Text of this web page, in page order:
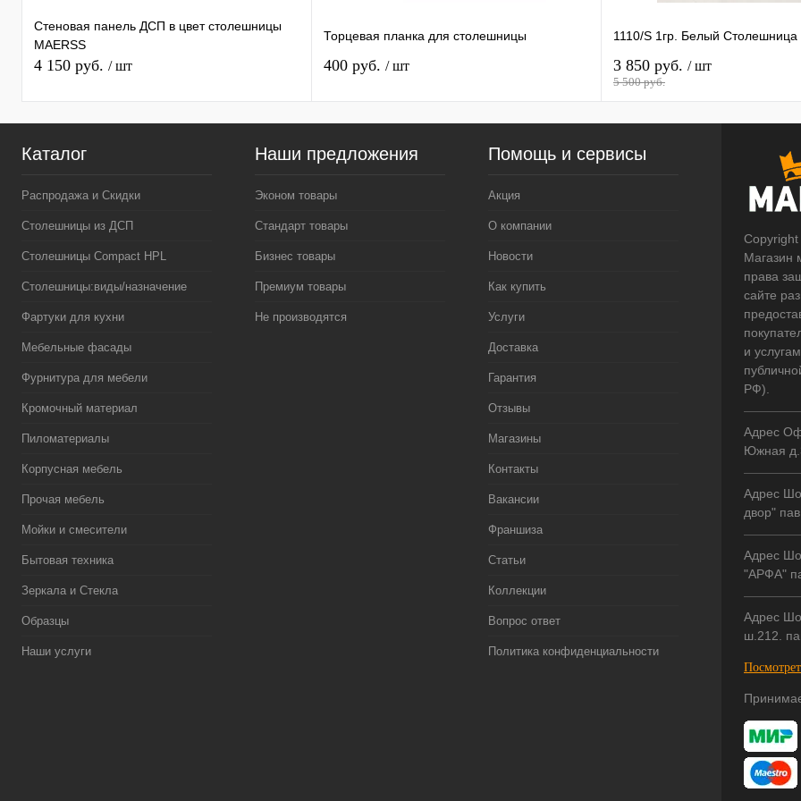
Стеновая панель ДСП в цвет столешницы
MAERSS
4 150 руб. / шт
Торцевая планка для столешницы
400 руб. / шт
1110/S 1гр. Белый Столешница
3 850 руб. / шт
5 500 руб.
Каталог
Распродажа и Скидки
Столешницы из ДСП
Столешницы Compact HPL
Столешницы:виды/назначение
Фартуки для кухни
Мебельные фасады
Фурнитура для мебели
Кромочный материал
Пиломатериалы
Корпусная мебель
Прочая мебель
Мойки и смесители
Бытовая техника
Зеркала и Стекла
Образцы
Наши услуги
Наши предложения
Эконом товары
Стандарт товары
Бизнес товары
Премиум товары
Не производятся
Помощь и сервисы
Акция
О компании
Новости
Как купить
Услуги
Доставка
Гарантия
Отзывы
Магазины
Контакты
Вакансии
Франшиза
Статьи
Коллекции
Вопрос ответ
Политика конфиденциальности
Магазин
права
сайте
и
РФ).
Адрес
Южная
Адрес
двор"
Адрес
"АРФА"
Адрес
ш.212.